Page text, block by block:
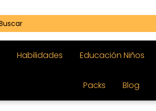
Habilidades Educación Niños
Packs Blog